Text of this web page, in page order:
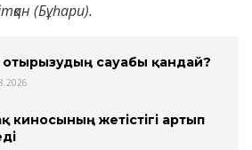
(Бұһари).
отырғызудың сауабы қандай?
киносының жетістігі артып